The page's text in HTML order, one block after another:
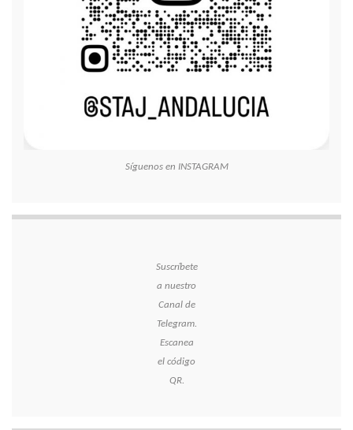
Síguenos en INSTAGRAM
Suscríbete
a nuestro
Canal de
Telegram.
Escanea
el código
QR.